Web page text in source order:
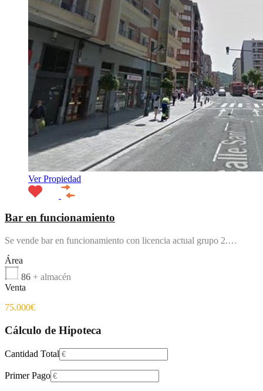
Ver Propiedad
Bar en funcionamiento
Se vende bar en funcionamiento con licencia actual grupo 2.…
Área
86 + almacén
Venta
75.000€
Cálculo de Hipoteca
Cantidad Total
Primer Pago